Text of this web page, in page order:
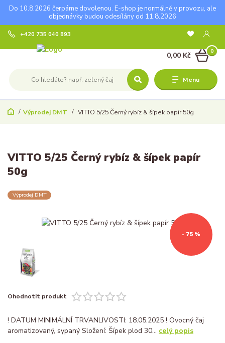
Do 10.8.2026 čerpáme dovolenou. E-shop je normálně v provozu, ale
objednávky budou odesílány od 11.8.2026
Menu
+420 735 040 893
0
0,00 Kč
Výprodej DMT VITTO 5/25 Černý rybíz & šípek papír 50g
VITTO 5/25 Černý rybíz & šípek papír
50g
Výprodej DMT
- 75 %
Ohodnotit produkt
! DATUM MINIMÁLNÍ TRVANLIVOSTI: 18.05.2025 ! Ovocný čaj
aromatizovaný, sypaný Složení: Šípek plod 30... celý popis